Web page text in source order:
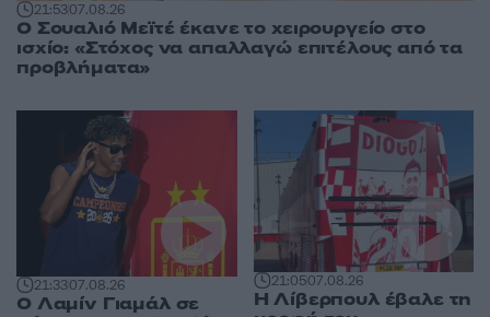
21:5307.08.26
Ο Σουαλιό Μεϊτέ έκανε το χειρουργείο στο
ισχίο: «Στόχος να απαλλαγώ επιτέλους από τα
προβλήματα»
21:3307.08.26
Ο Λαμίν Γιαμάλ σε
21:0507.08.26
Η Λίβερπουλ έβαλε τη